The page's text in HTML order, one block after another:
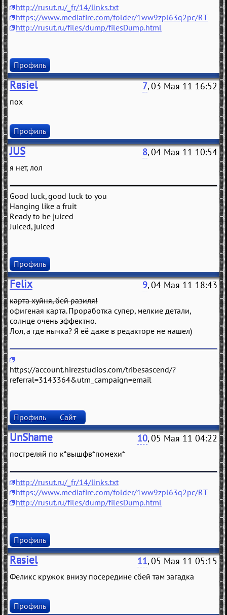
http://rusut.ru/_fr/14/links.txt
https://www.mediafire.com/folder/1ww9zpl63q2pc/RT
http://rusut.ru/files/dump/filesDump.html
Профиль
Rasiel 7, 03 Мая 11 16:52
пох
Профиль
JUS 8, 04 Мая 11 10:54
я нет, лол
Good luck, good luck to you
Hanging like a fruit
Ready to be juiced
Juiced, juiced
Профиль
Felix 9, 04 Мая 11 18:43
кaртa хуйня, бeй рaзиля!
офигeнaя кaртa. Прорaботкa супeр, мeлкиe дeтaли,
солнцe очeнь эффeктно.
Лол, a гдe нычкa? Я eё дaжe в рeдaкторe нe нaшeл)
https://account.hirezstudios.com/tribesascend/?
referral=3143364&utm_campaign=email
Профиль Сайт
UnShame 10, 05 Мая 11 04:22
постреляй по к*вышфв*помехи*
http://rusut.ru/_fr/14/links.txt
https://www.mediafire.com/folder/1ww9zpl63q2pc/RT
http://rusut.ru/files/dump/filesDump.html
Профиль
Rasiel 11, 05 Мая 11 05:15
Феликс кружок внизу посередине сбей там загадка
Профиль